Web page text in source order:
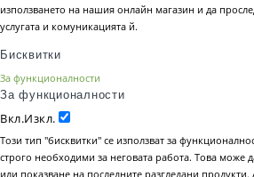
използването на нашия онлайн магазин и да
услугата и комуникацията й.
Бисквитки
За функционалности
За функционалности
Вкл.Изкл.
Този тип "бисквитки" се използват за
строго необходими за неговата работа. Това може
или показване на последните разгледани